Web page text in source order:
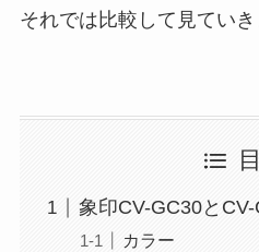
それでは比較して見ていき
象印CV-GC30と
カラー